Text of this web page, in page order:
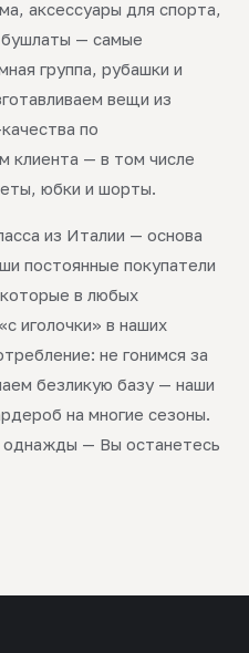
аксессуары для спорта,
— самые
группа, рубашки и
вещи из
по
клиента — в том числе
юбки и шорты.
из Италии — основа
постоянные покупатели
в любых
иголочки» в наших
не гонимся за
безликую базу — наши
на многие сезоны.
— Вы останетесь